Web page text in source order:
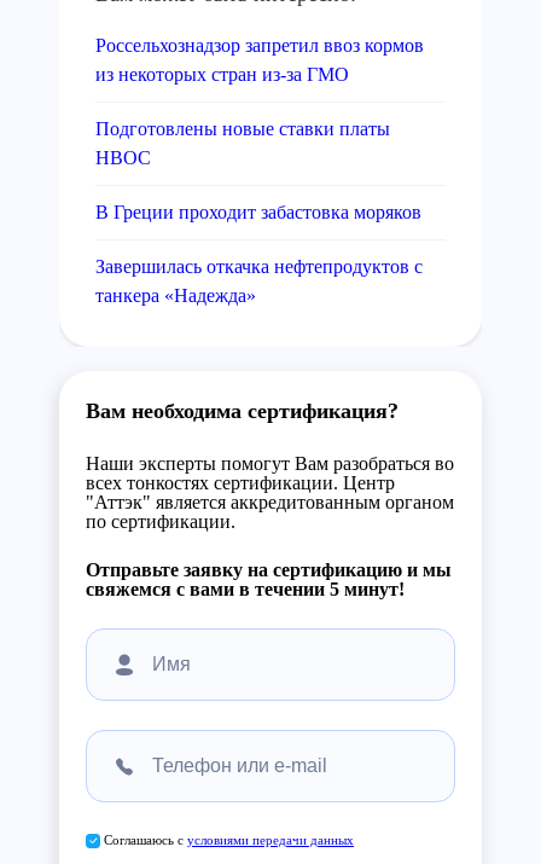
Россельхознадзор запретил ввоз кормов
из некоторых стран из-за ГМО
Подготовлены новые ставки платы
НВОС
В Греции проходит забастовка моряков
Завершилась откачка нефтепродуктов с
танкера «Надежда»
Вам необходима сертификация?
Наши эксперты помогут Вам разобраться во
всех тонкостях сертификации. Центр
"Аттэк" является аккредитованным органом
по сертификации.
Отправьте заявку на сертификацию и мы
свяжемся с вами в течении 5 минут!
Соглашаюсь с условиями передачи данных